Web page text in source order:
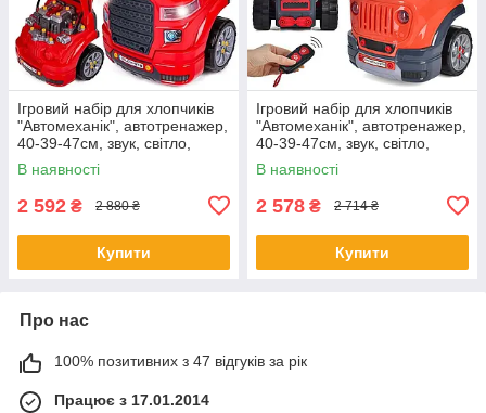
Ігровий набір для хлопчиків
"Автомеханік", автотренажер,
40-39-47см, звук, світло,
пульт, 008-978
В наявності
2 592 ₴ 2 880 ₴
Купити
Ігровий набір для хлопчиків
"Автомеханік", автотренажер,
40-39-47см, звук, світло,
пульт, 008-979
В наявності
2 578 ₴ 2 714 ₴
Купити
Про нас
100% позитивних з 47 відгуків за рік
Працює з 17.01.2014